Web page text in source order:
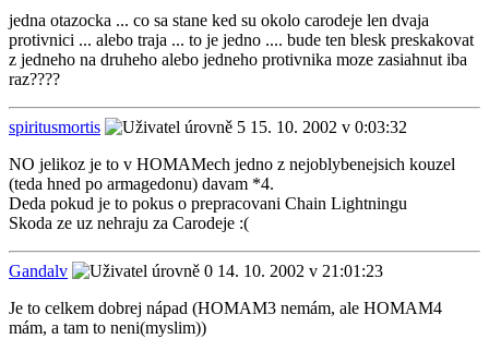
jedna otazocka ... co sa stane ked su okolo carodeje len dvaja
protivnici ... alebo traja ... to je jedno .... bude ten blesk preskakovat
z jedneho na druheho alebo jedneho protivnika moze zasiahnut iba
raz????
spiritusmortis
15. 10. 2002 v 0:03:32
NO jelikoz je to v HOMAMech jedno z nejoblybenejsich kouzel
(teda hned po armagedonu) davam *4.
Deda pokud je to pokus o prepracovani Chain Lightningu
Skoda ze uz nehraju za Carodeje :(
Gandalv
14. 10. 2002 v 21:01:23
Je to celkem dobrej nápad (HOMAM3 nemám, ale HOMAM4
mám, a tam to neni(myslim))